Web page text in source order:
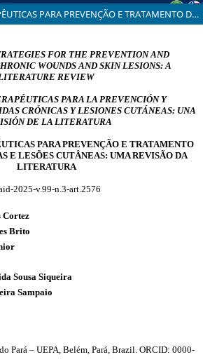
ESTRATÉGIAS TERAPÊUTICAS PARA PREVENÇÃO E TRATAMENTO DE FERIDAS CRÔNICAS E LESÕES CUTÂNEAS